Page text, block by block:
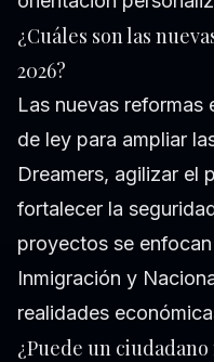
¿Cuáles son las
2026?
Las nuevas
de ley para ampliar
Dreamers, agilizar el
fortalecer la
proyectos se
Inmigración y
realidades
¿Puede un